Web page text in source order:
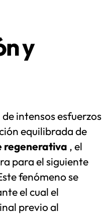
y
intensos esfuerzos
equilibrada de
regenerativa , el
para el siguiente
fenómeno se
el cual el
previo al